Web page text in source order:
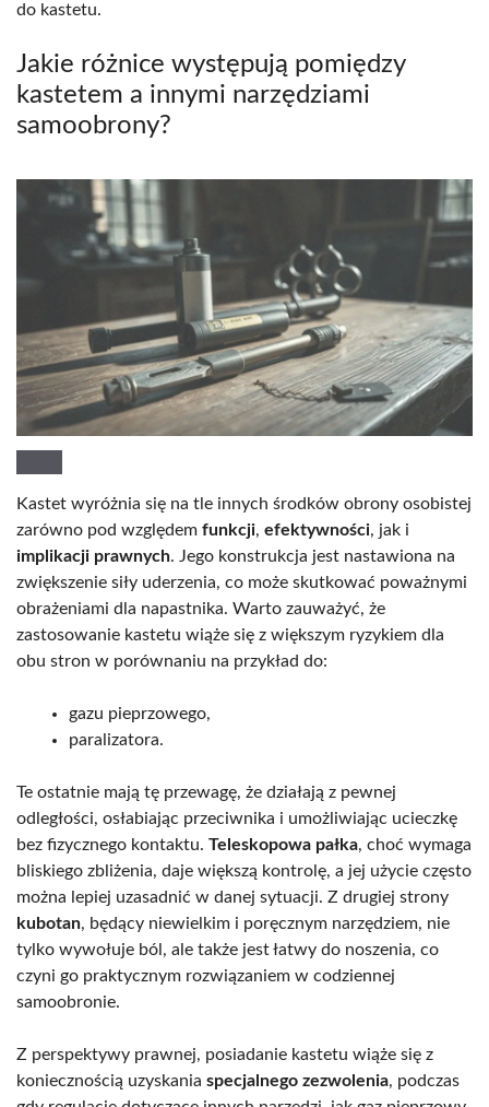
do kastetu.
Jakie różnice występują pomiędzy
kastetem a innymi narzędziami
samoobrony?
Kastet wyróżnia się na tle innych środków obrony osobistej
zarówno pod względem funkcji, efektywności, jak i
implikacji prawnych. Jego konstrukcja jest nastawiona na
zwiększenie siły uderzenia, co może skutkować poważnymi
obrażeniami dla napastnika. Warto zauważyć, że
zastosowanie kastetu wiąże się z większym ryzykiem dla
obu stron w porównaniu na przykład do:
gazu pieprzowego,
paralizatora.
Te ostatnie mają tę przewagę, że działają z pewnej
odległości, osłabiając przeciwnika i umożliwiając ucieczkę
bez fizycznego kontaktu. Teleskopowa pałka, choć wymaga
bliskiego zbliżenia, daje większą kontrolę, a jej użycie często
można lepiej uzasadnić w danej sytuacji. Z drugiej strony
kubotan, będący niewielkim i poręcznym narzędziem, nie
tylko wywołuje ból, ale także jest łatwy do noszenia, co
czyni go praktycznym rozwiązaniem w codziennej
samoobronie.
Z perspektywy prawnej, posiadanie kastetu wiąże się z
koniecznością uzyskania specjalnego zezwolenia, podczas